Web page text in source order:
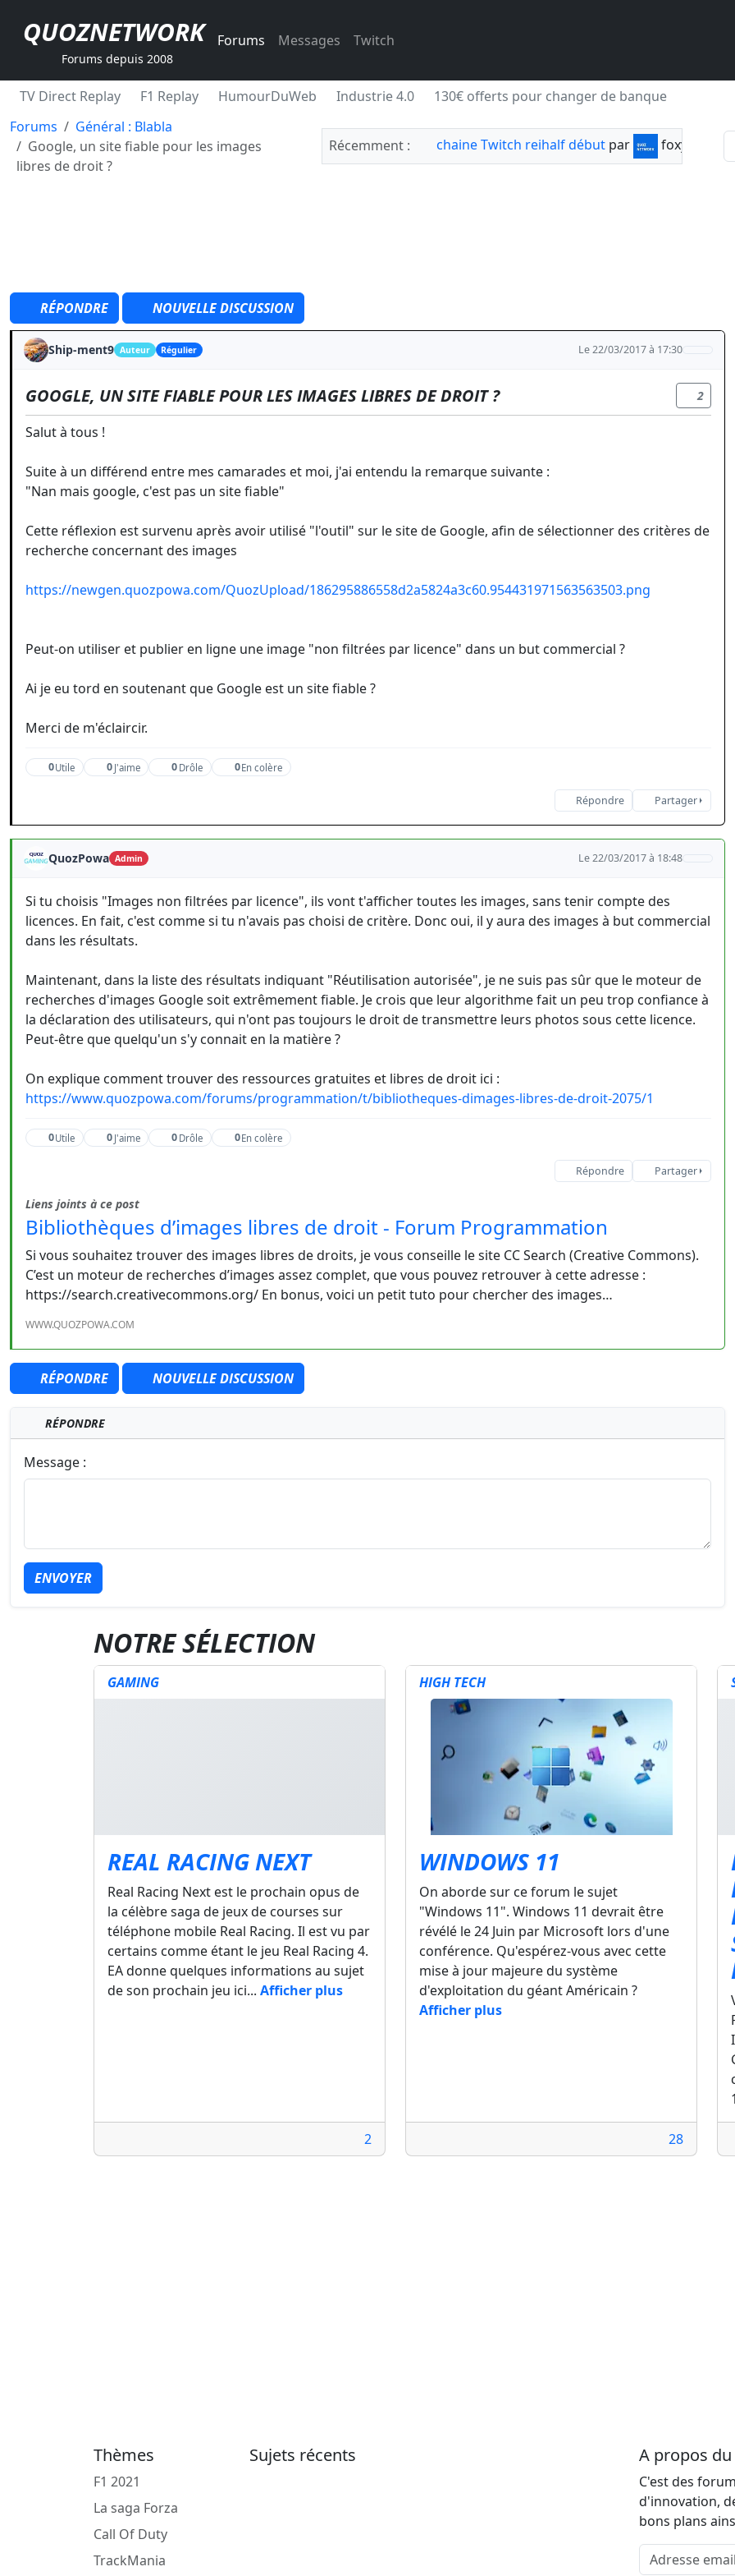
QUOZNETWORK
Forums depuis 2008
Forums Messages Twitch
TV Direct Replay F1 Replay HumourDuWeb Industrie 4.0
130€ offerts pour changer de banque
Forums
Général : Blabla
Google, un site fiable pour les images
libres de droit ?
Récemment : chaine Twitch reihalf début par foxylabnyy
RÉPONDRE NOUVELLE DISCUSSION
Ship-ment9 Auteur Régulier Le 22/03/2017 à 17:30
GOOGLE, UN SITE FIABLE POUR LES IMAGES LIBRES DE DROIT ? 2
Salut à tous !
Suite à un différend entre mes camarades et moi, j'ai entendu la remarque suivante :
"Nan mais google, c'est pas un site fiable"
Cette réflexion est survenu après avoir utilisé "l'outil" sur le site de Google, afin de sélectionner des critères de
recherche concernant des images
https://newgen.quozpowa.com/QuozUpload/186295886558d2a5824a3c60.954431971563563503.png
Peut-on utiliser et publier en ligne une image "non filtrées par licence" dans un but commercial ?
Ai je eu tord en soutenant que Google est un site fiable ?
Merci de m'éclaircir.
0Utile 0 J'aime 0 Drôle 0En colère
Répondre Partager
QuozPowa Admin Le 22/03/2017 à 18:48
Si tu choisis "Images non filtrées par licence", ils vont t'afficher toutes les images, sans tenir compte des
licences. En fait, c'est comme si tu n'avais pas choisi de critère. Donc oui, il y aura des images à but commercial
dans les résultats.
Maintenant, dans la liste des résultats indiquant "Réutilisation autorisée", je ne suis pas sûr que le moteur de
recherches d'images Google soit extrêmement fiable. Je crois que leur algorithme fait un peu trop confiance à
la déclaration des utilisateurs, qui n'ont pas toujours le droit de transmettre leurs photos sous cette licence.
Peut-être que quelqu'un s'y connait en la matière ?
On explique comment trouver des ressources gratuites et libres de droit ici :
https://www.quozpowa.com/forums/programmation/t/bibliotheques-dimages-libres-de-droit-2075/1
0Utile 0 J'aime 0 Drôle 0En colère
Répondre Partager
Liens joints à ce post
Bibliothèques d’images libres de droit - Forum Programmation
Si vous souhaitez trouver des images libres de droits, je vous conseille le site CC Search (Creative Commons).
C’est un moteur de recherches d’images assez complet, que vous pouvez retrouver à cette adresse :
https://search.creativecommons.org/ En bonus, voici un petit tuto pour chercher des images…
WWW.QUOZPOWA.COM
RÉPONDRE NOUVELLE DISCUSSION
RÉPONDRE
Message :
ENVOYER
NOTRE SÉLECTION
GAMING
REAL RACING NEXT
Real Racing Next est le prochain opus de
la célèbre saga de jeux de courses sur
téléphone mobile Real Racing. Il est vu par
certains comme étant le jeu Real Racing 4.
EA donne quelques informations au sujet
de son prochain jeu ici... Afficher plus
2
HIGH TECH
WINDOWS 11
On aborde sur ce forum le sujet
"Windows 11". Windows 11 devrait être
révélé le 24 Juin par Microsoft lors d'une
conférence. Qu'espérez-vous avec cette
mise à jour majeure du système
d'exploitation du géant Américain ?
Afficher plus
28
Thèmes
F1 2021
La saga Forza
Call Of Duty
TrackMania
Sujets récents A propos
C'est des
d'innovation,
bons plans
Adresse email